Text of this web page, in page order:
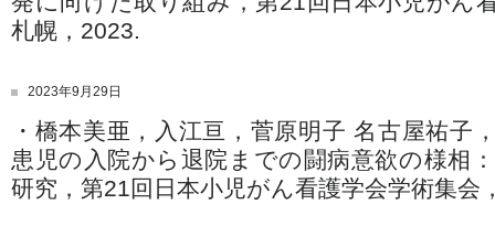
札幌，2023.
2023年9月29日
・橋本美亜，入江亘，菅原明子 名古屋祐子
患児の入院から退院までの闘病意欲の様相
研究，第21回日本小児がん看護学会学術集会